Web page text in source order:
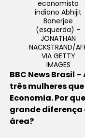
economista
indiano Abhijit
Banerjee
(esquerda) –
JONATHAN
NACKSTRAND/
VIA GETTY
IMAGES
BBC News Brasil
três mulheres
Economia. Por
grande diferença
área?